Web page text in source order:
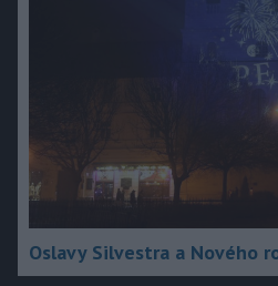
Oslavy Silvestra a Nového